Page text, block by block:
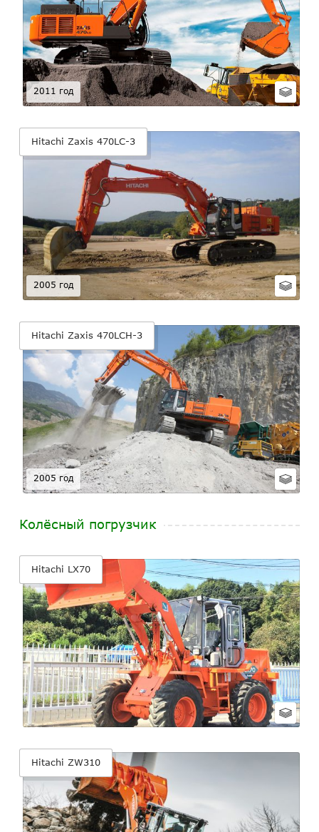
2011 год
Hitachi Zaxis 470LC-3
2005 год
Hitachi Zaxis 470LCH-3
2005 год
Колёсный погрузчик
Hitachi LX70
Hitachi ZW310